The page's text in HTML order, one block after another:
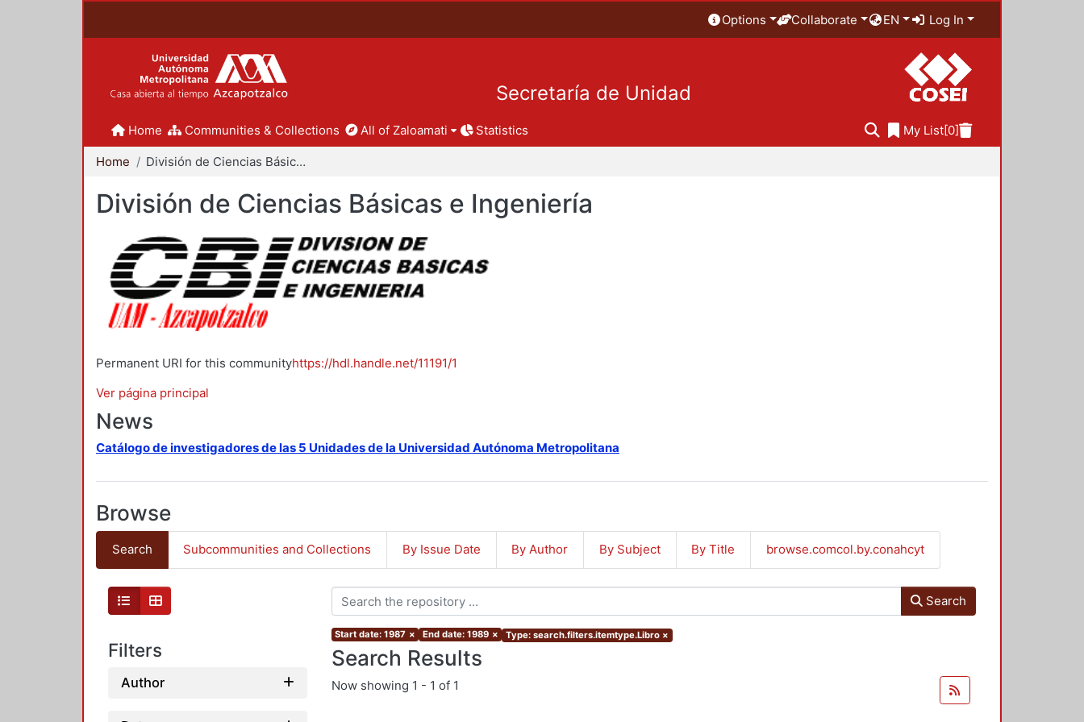
Options Collaborate EN Log In
Secretaría de Unidad
Home Communities & Collections All of Zaloamati Statistics My List[0]
Home División de Ciencias Básicas e Ingeniería
División de Ciencias Básicas e Ingeniería
Permanent URI for this communityhttps://hdl.handle.net/11191/1
Ver página principal
News
Catálogo de investigadores de las 5 Unidades de la Universidad Autónoma Metropolitana
Browse
Search Subcommunities and Collections By Issue Date By Author By Subject By Title browse.comcol.by.conahcyt
Filters
Author
Search
Start date: 1987 × End date: 1989 × Type: search.filters.itemtype.Libro ×
Search Results
Now showing 1 - 1 of 1